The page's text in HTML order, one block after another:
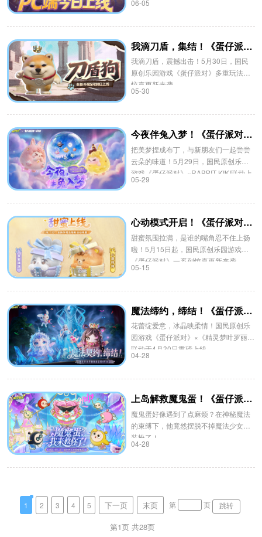
06-05
我滴刀盾，集结！《蛋仔派对》多重玩法更新来袭
我滴刀盾，震撼出击！5月30日，国民
原创乐园游戏《蛋仔派对》多重玩法和
惊喜更新来袭。
05-30
今夜伴兔入梦！《蛋仔派对》×RABBIT KIKI联动开启
把美梦捏成布丁，与新朋友们一起尝尝
云朵的味道！5月29日，国民原创乐园
游戏《蛋仔派对》×RABBIT KIKI联动上
线！
05-29
心动模式开启！《蛋仔派对》甜蜜主题活动上线
甜蜜氛围拉满，是谁的嘴角忍不住上扬
啦！5月15日起，国民原创乐园游戏
《蛋仔派对》一系列惊喜更新来袭。
05-15
魔法缔约，缔结！《蛋仔派对》×《精灵梦叶罗丽》联动上线！
花蕾绽爱意，冰晶映柔情！国民原创乐
园游戏《蛋仔派对》×《精灵梦叶罗丽》
联动于4月30日重磅上线。
04-28
上岛解救魔鬼蛋！《蛋仔派对》五一版本欢乐开启！
魔鬼蛋好像遇到了点麻烦？在神秘魔法
的束缚下，他竟然摆脱不掉魔法少女的
装扮了！
04-28
1 2 3 4 5 下一页 末页 第 页 跳转
第1页 共28页